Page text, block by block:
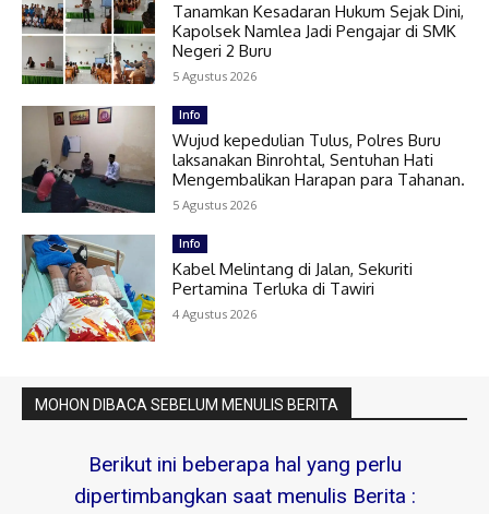
Tanamkan Kesadaran Hukum Sejak Dini,
Kapolsek Namlea Jadi Pengajar di SMK
Negeri 2 Buru
5 Agustus 2026
Info
Wujud kepedulian Tulus, Polres Buru
laksanakan Binrohtal, Sentuhan Hati
Mengembalikan Harapan para Tahanan.
5 Agustus 2026
Info
Kabel Melintang di Jalan, Sekuriti
Pertamina Terluka di Tawiri
4 Agustus 2026
MOHON DIBACA SEBELUM MENULIS BERITA
Berikut ini beberapa hal yang perlu
dipertimbangkan saat menulis Berita :